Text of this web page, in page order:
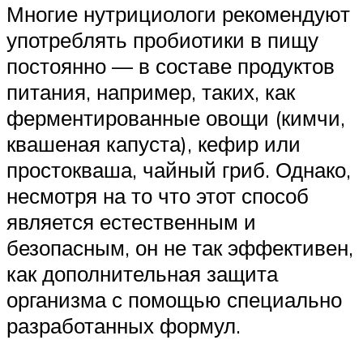
Многие нутрициологи рекомендуют
употреблять пробиотики в пищу
постоянно — в составе продуктов
питания, например, таких, как
ферментированные овощи (кимчи,
квашеная капуста), кефир или
простокваша, чайный гриб. Однако,
несмотря на то что этот способ
является естественным и
безопасным, он не так эффективен,
как дополнительная защита
организма с помощью специально
разработанных формул.